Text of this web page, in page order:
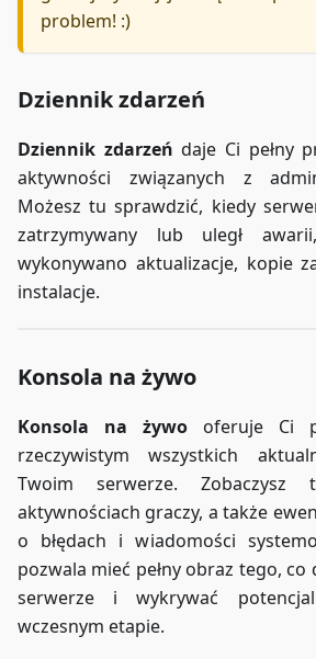
problem! :)
Dziennik zdarzeń
Dziennik zdarzeń daje Ci pełny
aktywności związanych z
Możesz tu sprawdzić, kiedy
zatrzymywany lub uległ
wykonywano aktualizacje, kopie
instalacje.
Konsola na żywo
Konsola na żywo oferuje Ci
rzeczywistym wszystkich
Twoim serwerze.
aktywnościach graczy, a także
o błędach i wiadomości
pozwala mieć pełny obraz tego, co
serwerze i wykrywać
wczesnym etapie.